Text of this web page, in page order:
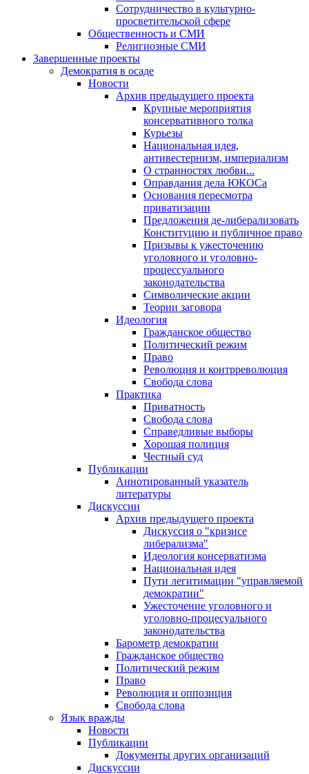
Сотрудничество в культурно-
просветительской сфере
Общественность и СМИ
Религиозные СМИ
Завершенные проекты
Демократия в осаде
Новости
Архив предыдущего проекта
Крупные мероприятия
консервативного толка
Курьезы
Национальная идея,
антивестернизм, империализм
О странностях любви...
Оправдания дела ЮКОСа
Основания пересмотра
приватизации
Предложения де-либерализовать
Конституцию и публичное право
Призывы к ужесточению
уголовного и уголовно-
процессуального
законодательства
Символические акции
Теории заговора
Идеология
Гражданское общество
Политический режим
Право
Революция и контрреволюция
Свобода слова
Практика
Приватность
Свобода слова
Справедливые выборы
Хорошая полиция
Честный суд
Публикации
Аннотированный указатель
литературы
Дискуссии
Архив предыдущего проекта
Дискуссия о "кризисе
либерализма"
Идеология консерватизма
Национальная идея
Пути легитимации "управляемой
демократии"
Ужесточение уголовного и
уголовно-процесуального
законодательства
Барометр демократии
Гражданское общество
Политический режим
Право
Революция и оппозиция
Свобода слова
Язык вражды
Новости
Публикации
Документы других организаций
Дискуссии